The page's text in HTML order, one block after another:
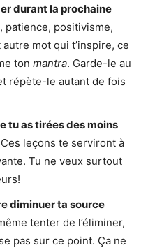
durant la prochaine
patience, positivisme,
mot qui t’inspire, ce
ton mantra. Garde-le au
répète-le autant de fois
tu as tirées des moins
Ces leçons te serviront à
Tu ne veux surtout
diminuer ta source
tenter de l’éliminer,
pas sur ce point. Ça ne